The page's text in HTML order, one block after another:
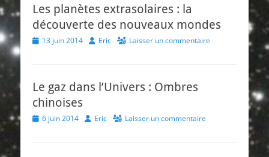
Les planètes extrasolaires : la
découverte des nouveaux mondes
Posted13 juin 2014 Author
Eric Laisser un commentaire
Le gaz dans l’Univers : Ombres
chinoises
Posted6 juin 2014 Author
Eric Laisser un commentaire